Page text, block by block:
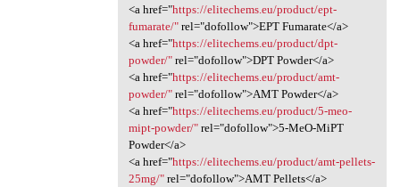
<a href="https://elitechems.eu/product/ept-
fumarate/"rel="dofollow">EPT Fumarate</a>
<a href="https://elitechems.eu/product/dpt-
powder/"rel="dofollow">DPT Powder</a>
<a href="https://elitechems.eu/product/amt-
powder/"rel="dofollow">AMT Powder</a>
<a href="https://elitechems.eu/product/5-meo-
mipt-powder/"rel="dofollow">5-MeO-MiPT
Powder</a>
<a href="https://elitechems.eu/product/amt-pellets-
25mg/"rel="dofollow">AMT Pellets</a>